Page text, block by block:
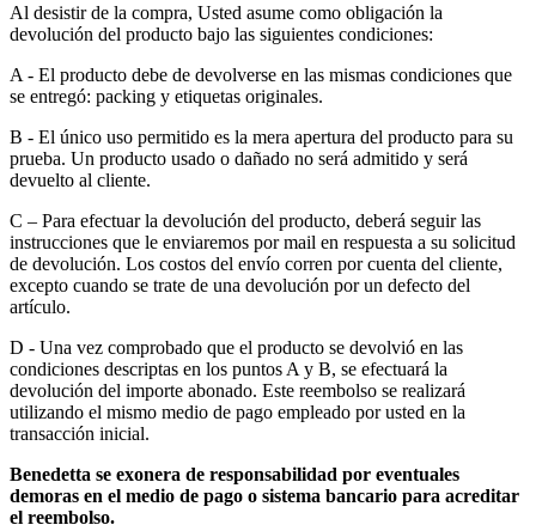
Al desistir de la compra, Usted asume como obligación la
devolución del producto bajo las siguientes condiciones:
A - El producto debe de devolverse en las mismas condiciones que
se entregó: packing y etiquetas originales.
B - El único uso permitido es la mera apertura del producto para su
prueba. Un producto usado o dañado no será admitido y será
devuelto al cliente.
C – Para efectuar la devolución del producto, deberá seguir las
instrucciones que le enviaremos por mail en respuesta a su solicitud
de devolución. Los costos del envío corren por cuenta del cliente,
excepto cuando se trate de una devolución por un defecto del
artículo.
D - Una vez comprobado que el producto se devolvió en las
condiciones descriptas en los puntos A y B, se efectuará la
devolución del importe abonado. Este reembolso se realizará
utilizando el mismo medio de pago empleado por usted en la
transacción inicial.
Benedetta se exonera de responsabilidad por eventuales
demoras en el medio de pago o sistema bancario para acreditar
el reembolso.